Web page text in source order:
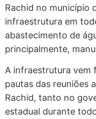
Rachid no município
infraestrutura em
abastecimento de
principalmente,
A infraestrutura vem
pautas das reuniões
Rachid, tanto no
estadual durante